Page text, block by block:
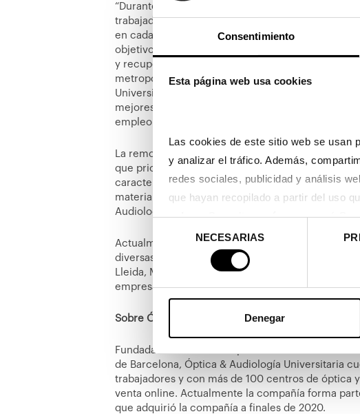
Consentimiento
Esta página web usa cookies
Las cookies de este sitio web se usan
y analizar el tráfico. Además,
redes sociales, publicidad y análisis
enlace. Consulta aquí como usará
de
consentimiento
NECESARIAS
Denegar
“Durante estos meses, hemos ofrecido ayuda
trabajadores afectados por la Dana, así como
en cada caso”, afirma Héctor Ibar, director
objetivos de la compañía, una vez pasada la
y recuperar cuanto antes este espacio, para
metropolitana de Valencia”, añade Ibar. De
Universitaria es garantizar un trato cercano y
mejores marcas a precios competitivos. De esta
empleo local en las zonas donde tenemos
La remodelación del centro ha sido concebida
que prioriza la comodidad del cliente con una
característico blanco, que refleja la claridad y la
materiales con acabados naturales, más actuales
Audiología Universitaria.
Actualmente, Óptica & Audiología Universitaria
diversas provincias de España, como Almería,
Lleida, Madrid, Murcia, Sevilla, Tarragona,
empresa opera un canal de venta en línea que le
Sobre Óptica & Audiología Universitaria
Fundada en 1992 con la apertura de un centro en
de Barcelona, Óptica & Audiología Universitaria
trabajadores y con más de 100 centros de óptica
venta online. Actualmente la compañía forma
que adquirió la compañía a finales de 2020.